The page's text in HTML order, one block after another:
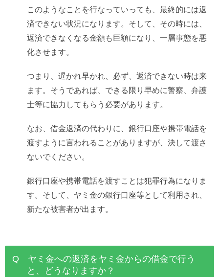
このようなことを行なっていっても、最終的には返
済できない状況になります。そして、その時には、
返済できなくなる金額も巨額になり、一層事態を悪
化させます。
つまり、遅かれ早かれ、必ず、返済できない時は来
ます。そうであれば、できる限り早めに警察、弁護
士等に協力してもらう必要があります。
なお、借金返済の代わりに、銀行口座や携帯電話を
渡すように言われることがありますが、決して渡さ
ないでください。
銀行口座や携帯電話を渡すことは犯罪行為になりま
す。そして、ヤミ金の銀行口座等として利用され、
新たな被害者が出ます。
Q ヤミ金への返済をヤミ金からの借金で行う
と、どうなりますか？